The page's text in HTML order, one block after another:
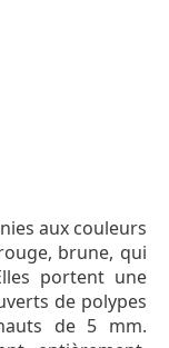
aux couleurs
brune, qui
portent une
de polypes
de 5 mm.